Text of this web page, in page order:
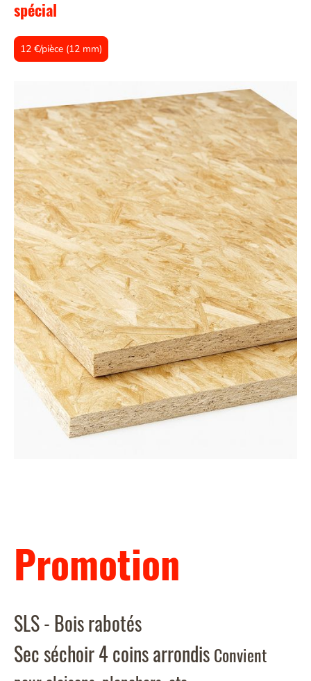
spécial
12 €/pièce (12 mm)
Promotion
SLS - Bois rabotés
Sec séchoir 4 coins arrondisConvient